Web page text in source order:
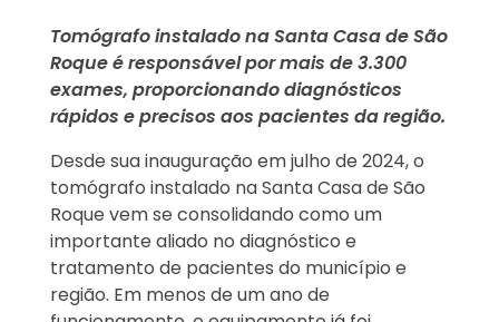
Tomógrafo instalado na Santa Casa de São
Roque é responsável por mais de 3.300
exames, proporcionando diagnósticos
rápidos e precisos aos pacientes da região.
Desde sua inauguração em julho de 2024, o
tomógrafo instalado na Santa Casa de São
Roque vem se consolidando como um
importante aliado no diagnóstico e
tratamento de pacientes do município e
região. Em menos de um ano de